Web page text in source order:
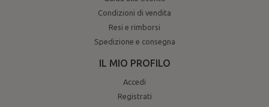
Condizioni di vendita
Resi e rimborsi
Spedizione e consegna
IL MIO PROFILO
Accedi
Registrati